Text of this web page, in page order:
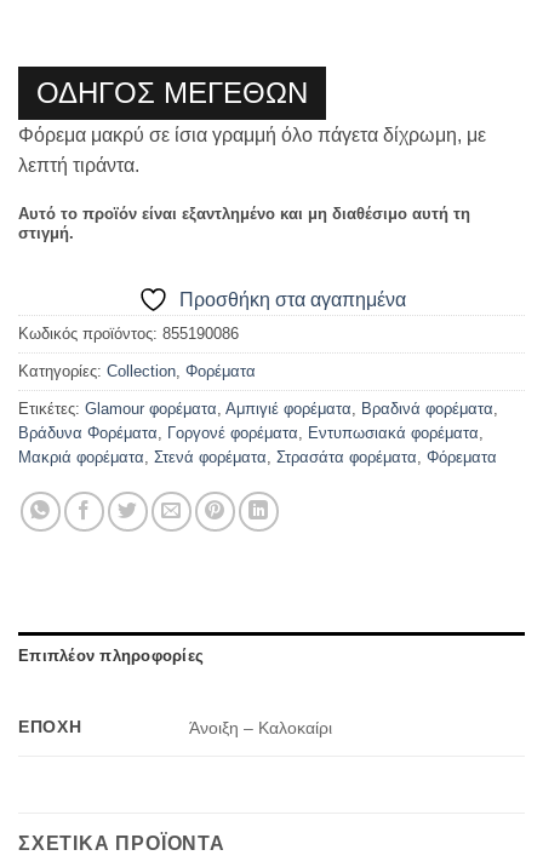
ΟΔΗΓΟΣ ΜΕΓΕΘΩΝ
Φόρεμα μακρύ σε ίσια γραμμή όλο πάγετα δίχρωμη, με
λεπτή τιράντα.
Αυτό το προϊόν είναι εξαντλημένο και μη διαθέσιμο αυτή τη
στιγμή.
Προσθήκη στα αγαπημένα
Κωδικός προϊόντος: 855190086
Κατηγορίες: Collection Φορέματα
Ετικέτες: Glamour φορέματα Αμπιγιέ φορέματα Βραδινά φορέματα
Βράδυνα Φορέματα
Γοργονέ φορέματα Εντυπωσιακά φορέματα
Μακριά φορέματα Στενά φορέματα Στρασάτα φορέματα Φόρεματα
Επιπλέον πληροφορίες
ΕΠΟΧΉ Άνοιξη – Καλοκαίρι
ΣΧΕΤΙΚΆ ΠΡΟΪΌΝΤΑ